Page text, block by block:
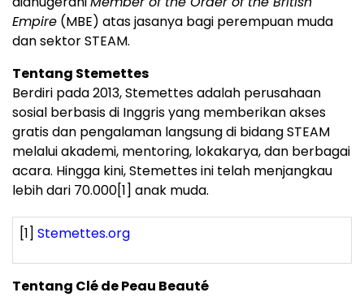
Empire (MBE) atas jasanya bagi perempuan muda
dan sektor STEAM.
Tentang Stemettes
Berdiri pada 2013, Stemettes adalah perusahaan
sosial berbasis di Inggris yang memberikan akses
gratis dan pengalaman langsung di bidang STEAM
melalui akademi, mentoring, lokakarya, dan berbagai
acara. Hingga kini, Stemettes ini telah menjangkau
lebih dari 70.000[1] anak muda.
[1] Stemettes.org
Tentang Clé de Peau Beauté